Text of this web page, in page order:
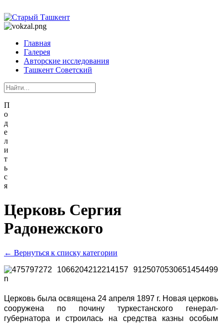
Главная
Галерея
Авторские исследования
Ташкент Советский
П
о
д
е
л
и
т
ь
с
я
Церковь Сергия
Радонежского
← Вернуться к списку категории
Церковь была освящена 24 апреля 1897 г. Новая церковь
сооружена по почину туркестанского генерал-
губернатора и строилась на средства казны особым